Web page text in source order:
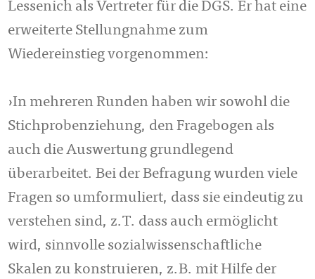
Lessenich als Vertreter für die DGS. Er hat eine
erweiterte Stellungnahme zum
Wiedereinstieg vorgenommen:
›In mehreren Runden haben wir sowohl die
Stichprobenziehung, den Fragebogen als
auch die Auswertung grundlegend
überarbeitet. Bei der Befragung wurden viele
Fragen so umformuliert, dass sie eindeutig zu
verstehen sind, z.T. dass auch ermöglicht
wird, sinnvolle sozialwissenschaftliche
Skalen zu konstruieren, z.B. mit Hilfe der